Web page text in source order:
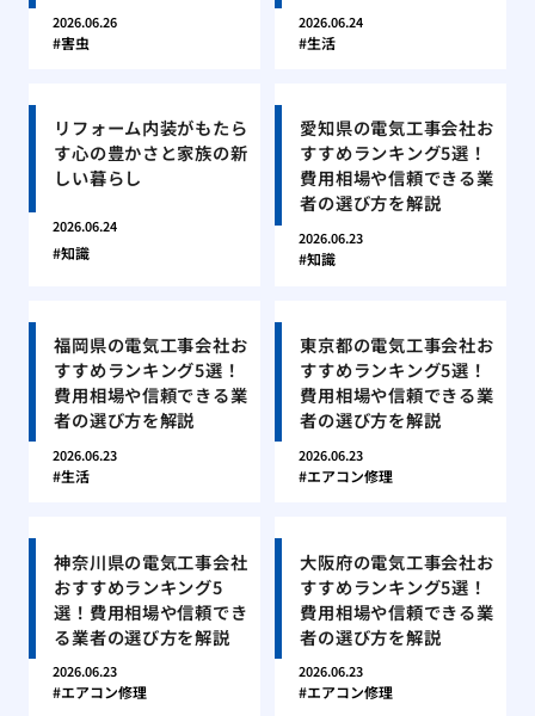
2026.06.26
害虫
2026.06.24
生活
リフォーム内装がもたら
す心の豊かさと家族の新
しい暮らし
2026.06.24
知識
愛知県の電気工事会社お
すすめランキング5選！
費用相場や信頼できる業
者の選び方を解説
2026.06.23
知識
福岡県の電気工事会社お
すすめランキング5選！
費用相場や信頼できる業
者の選び方を解説
2026.06.23
生活
東京都の電気工事会社お
すすめランキング5選！
費用相場や信頼できる業
者の選び方を解説
2026.06.23
エアコン修理
神奈川県の電気工事会社
おすすめランキング5
選！費用相場や信頼でき
る業者の選び方を解説
2026.06.23
エアコン修理
大阪府の電気工事会社お
すすめランキング5選！
費用相場や信頼できる業
者の選び方を解説
2026.06.23
エアコン修理